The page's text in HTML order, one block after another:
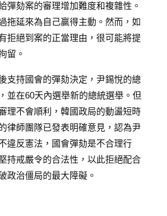
彈劾案的審理增加難度和複雜性。
拖延來為自己贏得主動。然而，如
拒絕到案的正當理由，很可能將提
留。
支持國會的彈劾決定，尹錫悅的總
並在60天內選舉新的總統選舉。但
理不會順利，韓國政局的動盪短時
律師團隊已發表明確意見，認為尹
違反憲法，國會彈劾是不合理行
持戒嚴令的合法性，以此拒絕配合
政治僵局的最大障礙。